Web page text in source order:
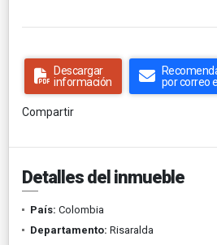
Descargar
información
por correo
Compartir
Detalles del inmueble
País: Colombia
Departamento: Risaralda